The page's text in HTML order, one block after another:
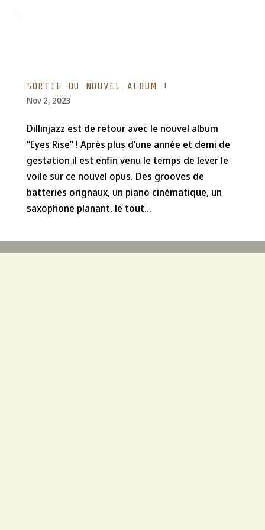
SORTIE DU NOUVEL ALBUM !
Nov 2, 2023
Dillinjazz est de retour avec le nouvel album
“Eyes Rise” ! Après plus d’une année et demi de
gestation il est enfin venu le temps de lever le
voile sur ce nouvel opus. Des grooves de
batteries orignaux, un piano cinématique, un
saxophone planant, le tout...